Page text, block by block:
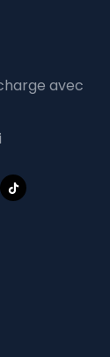
avec